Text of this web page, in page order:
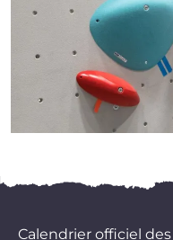
Calendrier officiel des